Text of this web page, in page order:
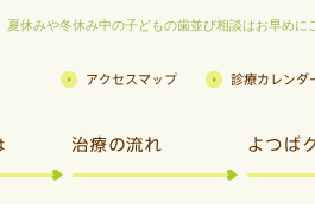
夏休みや冬休み中の子どもの歯並び相談はお早めに